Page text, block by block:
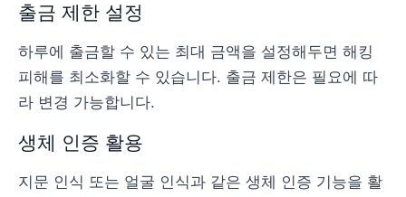
출금 제한 설정
하루에 출금할 수 있는 최대 금액을 설정해두면 해킹
피해를 최소화할 수 있습니다. 출금 제한은 필요에 따
라 변경 가능합니다.
생체 인증 활용
지문 인식 또는 얼굴 인식과 같은 생체 인증 기능을 활